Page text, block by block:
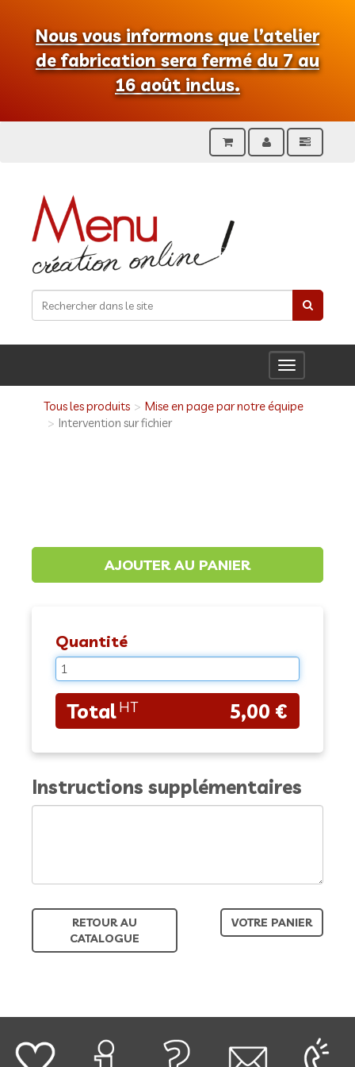
Nous vous informons que l’atelier
de fabrication sera fermé du 7 au
16 août inclus.
Toggle
navigation
Tous les produits
Mise en page par notre équipe
Intervention sur fichier
Quantité
5,00 €
Instructions supplémentaires
RETOUR AU
CATALOGUE
VOTRE PANIER